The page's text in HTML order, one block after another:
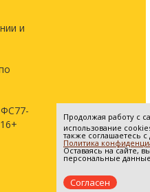
и
Продолжая работу с
использование
также соглашаетесь
Политика
Оставаясь на сайте,
персональные
Согласен